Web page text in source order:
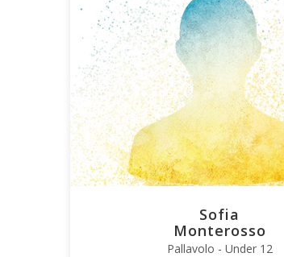
Sofia
Monterosso
Pallavolo - Under 12